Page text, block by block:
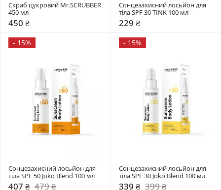
Скраб цукровий Mr.SCRUBBER
450 мл
450 ₴
Сонцезахисний лосьйон для
229 ₴
- 15%
Сонцезахисний лосьйон для
407 ₴ 479 ₴
- 15%
Сонцезахисний лосьйон для
339 ₴ 399 ₴